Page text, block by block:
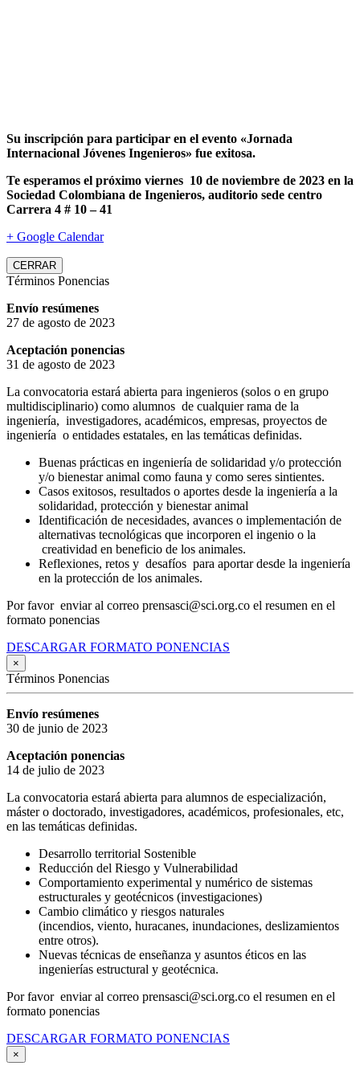
Su inscripción para participar en el evento «Jornada
Internacional Jóvenes Ingenieros» fue exitosa.
Te esperamos el próximo viernes 10 de noviembre de 2023 en la
Sociedad Colombiana de Ingenieros, auditorio sede centro
Carrera 4 # 10 – 41
+ Google Calendar
CERRAR
Términos Ponencias
Envío resúmenes
27 de agosto de 2023
Aceptación ponencias
31 de agosto de 2023
La convocatoria estará abierta para ingenieros (solos o en grupo
multidisciplinario) como alumnos de cualquier rama de la
ingeniería, investigadores, académicos, empresas, proyectos de
ingeniería o entidades estatales, en las temáticas definidas.
Buenas prácticas en ingeniería de solidaridad y/o protección
y/o bienestar animal como fauna y como seres sintientes.
Casos exitosos, resultados o aportes desde la ingeniería a la
solidaridad, protección y bienestar animal
Identificación de necesidades, avances o implementación de
alternativas tecnológicas que incorporen el ingenio o la
creatividad en beneficio de los animales.
Reflexiones, retos y desafíos para aportar desde la ingeniería
en la protección de los animales.
Por favor enviar al correo prensasci@sci.org.co el resumen en el
formato ponencias
DESCARGAR FORMATO PONENCIAS
×
Términos Ponencias
Envío resúmenes
30 de junio de 2023
Aceptación ponencias
14 de julio de 2023
La convocatoria estará abierta para alumnos de especialización,
máster o doctorado, investigadores, académicos, profesionales, etc,
en las temáticas definidas.
Desarrollo territorial Sostenible
Reducción del Riesgo y Vulnerabilidad
Comportamiento experimental y numérico de sistemas
estructurales y geotécnicos (investigaciones)
Cambio climático y riesgos naturales
(incendios, viento, huracanes, inundaciones, deslizamientos
entre otros).
Nuevas técnicas de enseñanza y asuntos éticos en las
ingenierías estructural y geotécnica.
Por favor enviar al correo prensasci@sci.org.co el resumen en el
formato ponencias
DESCARGAR FORMATO PONENCIAS
×